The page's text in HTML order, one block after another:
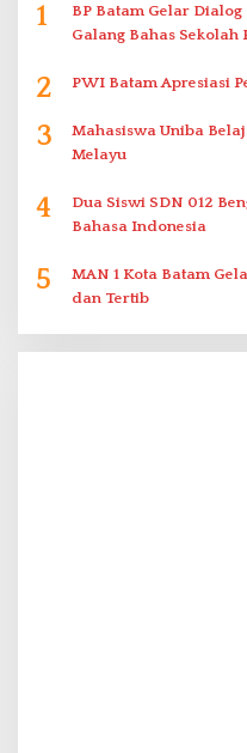
1
BP Batam Gelar
Galang Bahas Sekolah
2 PWI Batam Apresiasi
3
Mahasiswa Uniba
Melayu
4
Dua Siswi SDN 012
Bahasa Indonesia
5
MAN 1 Kota Batam
dan Tertib